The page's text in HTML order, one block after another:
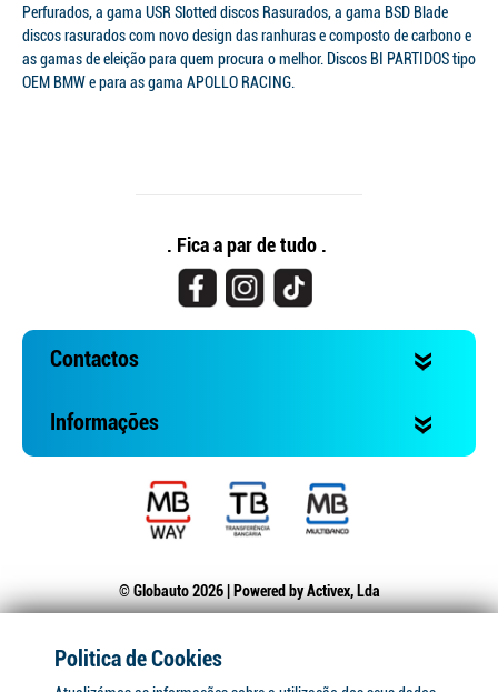
Perfurados, a gama USR Slotted discos Rasurados, a gama BSD Blade
discos rasurados com novo design das ranhuras e composto de carbono e
as gamas de eleição para quem procura o melhor. Discos BI PARTIDOS tipo
OEM BMW e para as gama APOLLO RACING.
. Fica a par de tudo .
Contactos
Informações
© Globauto 2026 | Powered byActivex, Lda
Politica de Cookies